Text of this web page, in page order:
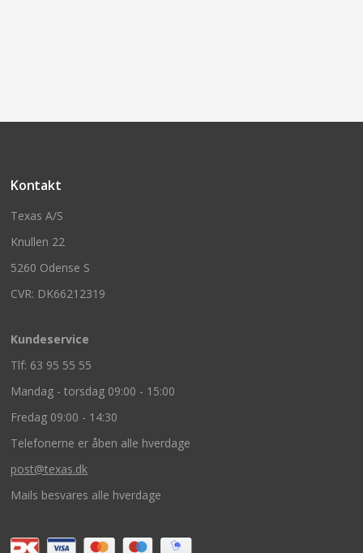
Kontakt
Texas A/S
Knullen 22
5260 Odense S
CVR: DK66212319
Kundeservice
Tlf: 63 95 55 55
Mandag - torsdag 09:00 - 15:00
Fredag 09:00 - 14:30
Telefonerne er åben alle hverdage
post@texas.dk
Mails besvares alle hverdage